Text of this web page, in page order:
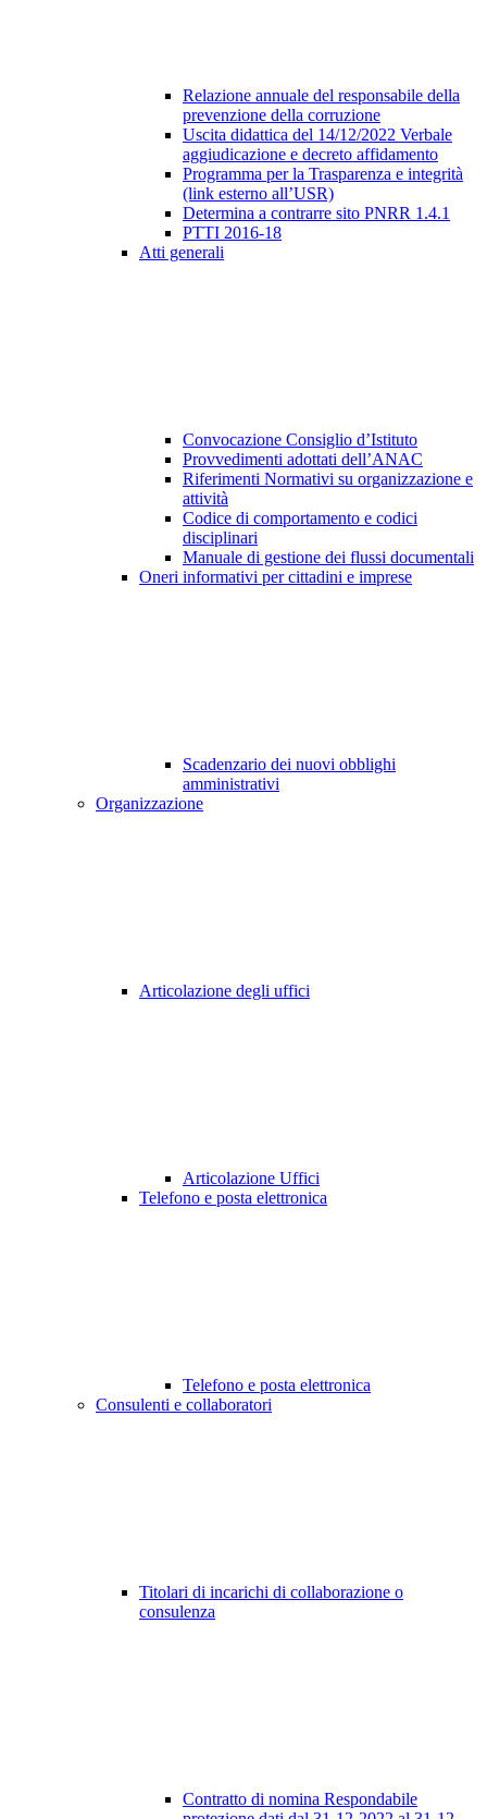
Relazione annuale del responsabile della
prevenzione della corruzione
Uscita didattica del 14/12/2022 Verbale
aggiudicazione e decreto affidamento
Programma per la Trasparenza e integrità
(link esterno all’USR)
Determina a contrarre sito PNRR 1.4.1
PTTI 2016-18
Atti generali
Convocazione Consiglio d’Istituto
Provvedimenti adottati dell’ANAC
Riferimenti Normativi su organizzazione e
attività
Codice di comportamento e codici
disciplinari
Manuale di gestione dei flussi documentali
Oneri informativi per cittadini e imprese
Scadenzario dei nuovi obblighi
amministrativi
Organizzazione
Articolazione degli uffici
Articolazione Uffici
Telefono e posta elettronica
Telefono e posta elettronica
Consulenti e collaboratori
Titolari di incarichi di collaborazione o
consulenza
Contratto di nomina Respondabile